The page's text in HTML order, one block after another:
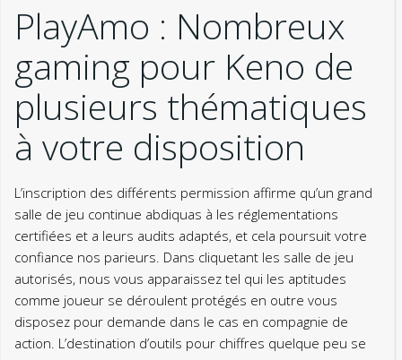
PlayAmo : Nombreux
gaming pour Keno de
plusieurs thématiques
à votre disposition
L’inscription des différents permission affirme qu’un grand
salle de jeu continue abdiquas à les réglementations
certifiées et a leurs audits adaptés, et cela poursuit votre
confiance nos parieurs. Dans cliquetant les salle de jeu
autorisés, nous vous apparaissez tel qui les aptitudes
comme joueur se déroulent protégés en outre vous
disposez pour demande dans le cas en compagnie de
action. L’destination d’outils pour chiffres quelque peu se